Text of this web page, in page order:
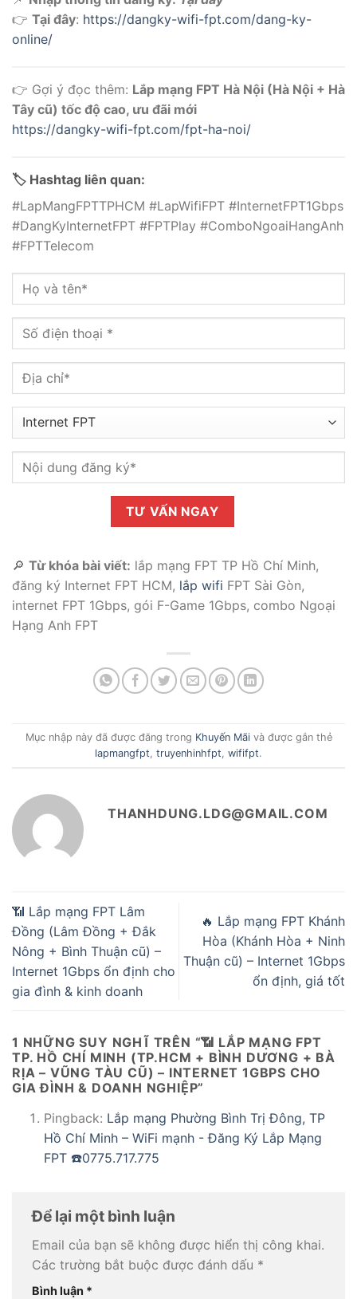
👉 Tại đây: https://dangky-wifi-fpt.com/dang-ky-
online/
👉 Gợi ý đọc thêm: Lắp mạng FPT Hà Nội (Hà Nội + Hà
Tây cũ) tốc độ cao, ưu đãi mới
https://dangky-wifi-fpt.com/fpt-ha-noi/
🏷️ Hashtag liên quan:
#LapMangFPTTPHCM #LapWifiFPT #InternetFPT1Gbps
#DangKyInternetFPT #FPTPlay #ComboNgoaiHangAnh
#FPTTelecom
🔎 Từ khóa bài viết: lắp mạng FPT TP Hồ Chí Minh,
đăng ký Internet FPT HCM, lắp wifi FPT Sài Gòn,
internet FPT 1Gbps, gói F-Game 1Gbps, combo Ngoại
Hạng Anh FPT
Mục nhập này đã được đăng trong Khuyến Mãivà được gắn thẻ
lapmangfpt truyenhinhfpt wififpt.
THANHDUNG.LDG@GMAIL.COM
📶 Lắp mạng FPT Lâm
Đồng (Lâm Đồng + Đắk
Nông + Bình Thuận cũ) –
Internet 1Gbps ổn định cho
gia đình & kinh doanh
🔥 Lắp mạng FPT Khánh
Hòa (Khánh Hòa + Ninh
Thuận cũ) – Internet 1Gbps
ổn định, giá tốt
1 NHỮNG SUY NGHĨ TRÊN “📶 LẮP MẠNG FPT
TP. HỒ CHÍ MINH (TP.HCM + BÌNH DƯƠNG + BÀ
RỊA – VŨNG TÀU CŨ) – INTERNET 1GBPS CHO
GIA ĐÌNH & DOANH NGHIỆP”
Pingback: Lắp mạng Phường Bình Trị Đông, TP
Hồ Chí Minh – WiFi mạnh - Đăng Ký Lắp Mạng
FPT ☎️0775.717.775
Để lại một bình luận
Email của bạn sẽ không được hiển thị công khai.
Các trường bắt buộc được đánh dấu *
Bình luận *